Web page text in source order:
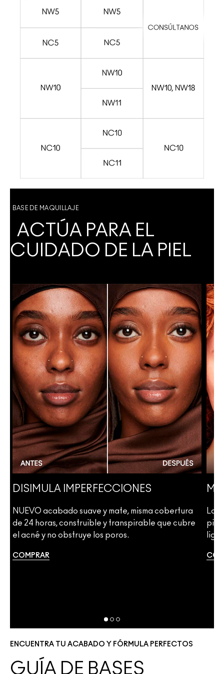
BASE DE MAQUILLAJE
ACTÚA PARA EL
CUIDADO DE LA PIEL
DISIMULA IMPERFECCIONES
NUEVO acabado suave y mate, misma cobertura
de 24 horas, construible y transpirable que cubre
el acné y no obstruye los poros.
COMPRAR
La
piel
ENCUENTRA TU ACABADO Y FÓRMULA PERFECTOS
GUÍA DE BASES